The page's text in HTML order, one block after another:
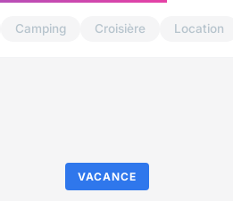
Camping Croisière Location
VACANCE